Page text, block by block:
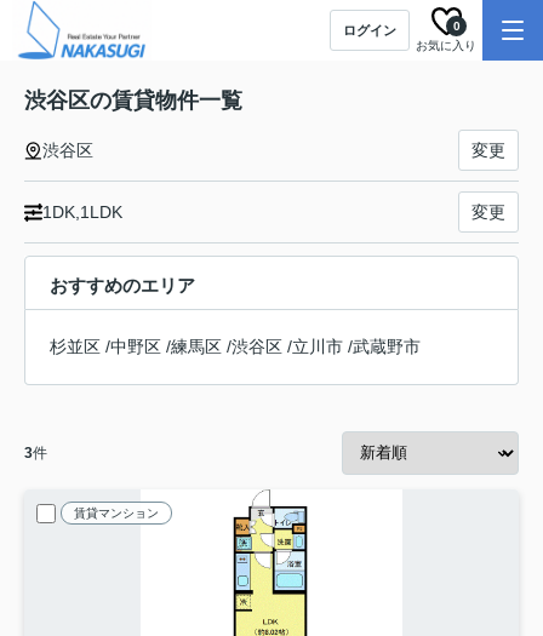
ログイン
お気に入り
0
渋谷区の賃貸物件一覧
渋谷区 変更
1DK,1LDK 変更
おすすめのエリア
杉並区 /中野区 /練馬区 /渋谷区 /立川市 /武蔵野市
3件
賃貸マンション